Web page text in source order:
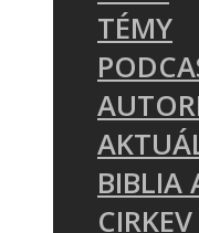
TÉMY
BIBLIA